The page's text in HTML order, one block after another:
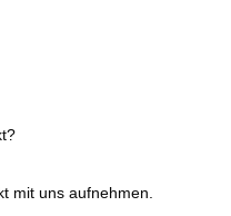
mit uns aufnehmen.